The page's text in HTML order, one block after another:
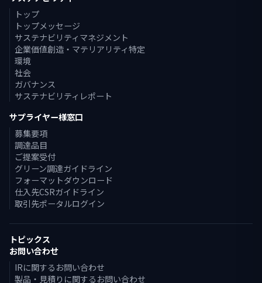
トップ
トップメッセージ
サステナビリティマネジメント
企業価値創造・マテリアリティ特定
環境
社会
ガバナンス
サステナビリティレポート
サプライヤー様窓口
募集要項
調達品目
ご提案受付
グリーン調達ガイドライン
フォーマットダウンロード
仕入先CSRガイドライン
取引先ポータルログイン
トピックス
お問い合わせ
IRに関するお問い合わせ
製品・見積りに関するお問い合わせ